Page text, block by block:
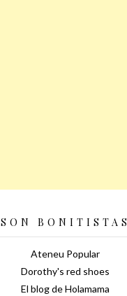
SON BONITISTAS
Ateneu Popular
Dorothy's red shoes
El blog de Holamama